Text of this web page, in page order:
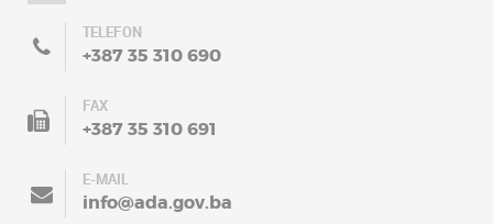
TELEFON
+387 35 310 690
FAX
+387 35 310 691
E-MAIL
info@ada.gov.ba